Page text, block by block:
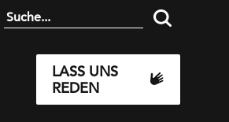
LASS UNS
REDEN